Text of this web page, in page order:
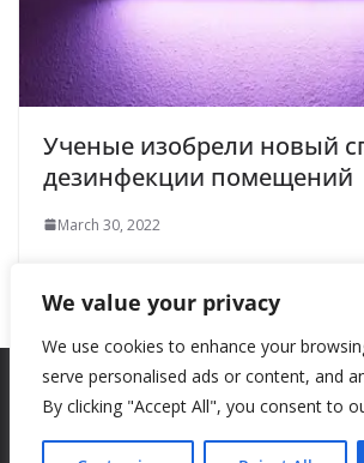
We value your privacy
We use cookies to enhance your
serve personalised ads or content, and
By clicking "Accept All", you consent to
Ученые изобрели новый
дезинфекции помещений
March 30, 2022